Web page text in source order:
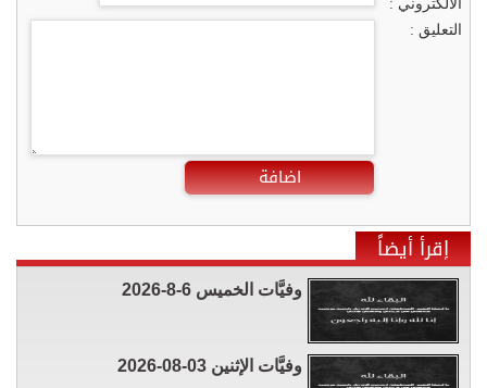
الالكتروني :
التعليق :
اضافة
إقرأ أيضاً
وفيَّات الخميس 6-8-2026
وفيَّات الإثنين 03-08-2026